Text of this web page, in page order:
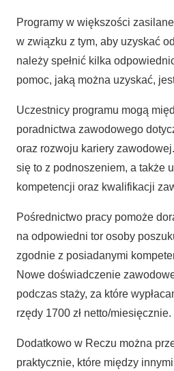
Programy w większości
w związku z tym, aby uzyskać
należy spełnić kilka
pomoc, jaką można uzyskać,
Uczestnicy programu mogą
poradnictwa zawodowego
oraz rozwoju kariery
się to z podnoszeniem, a także
kompetencji oraz kwalifikacji
Pośrednictwo pracy pomoże
na odpowiedni tor osoby
zgodnie z posiadanymi
Nowe doświadczenie
podczas staży, za które
rzędy 1700 zł netto/miesięcznie.
Dodatkowo w Reczu można
praktycznie, które między